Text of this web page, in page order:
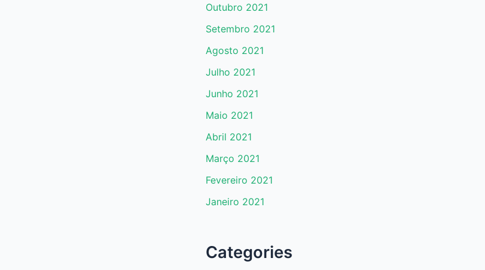
Outubro 2021
Setembro 2021
Agosto 2021
Julho 2021
Junho 2021
Maio 2021
Abril 2021
Março 2021
Fevereiro 2021
Janeiro 2021
Categories